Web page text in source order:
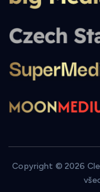
Copyright © 2026